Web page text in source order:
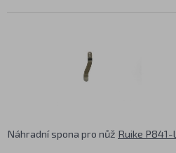
Náhradní spona pro nůž Ruike P841-L